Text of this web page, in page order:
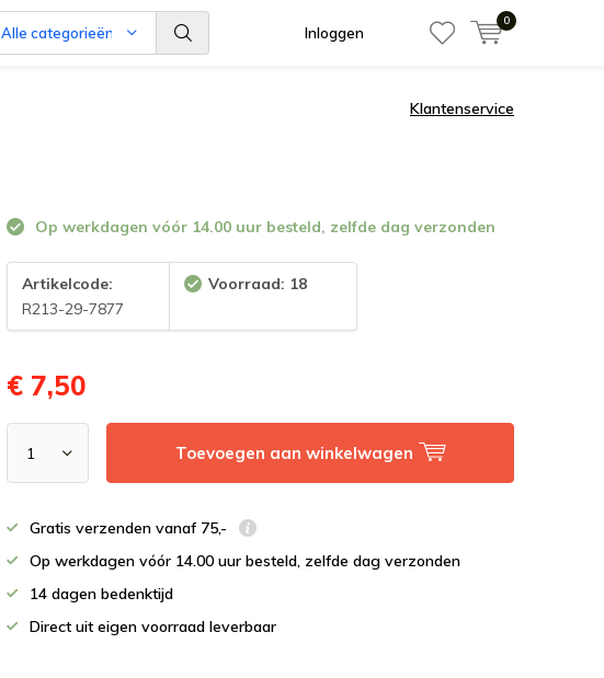
Alle categorieën Inloggen
0
Klantenservice
Op werkdagen vóór 14.00 uur besteld, zelfde dag verzonden
Artikelcode:
R213-29-7877
Voorraad: 18
€ 7,50
Toevoegen aan winkelwagen
Gratis verzenden vanaf 75,-
Op werkdagen vóór 14.00 uur besteld, zelfde dag verzonden
14 dagen bedenktijd
Direct uit eigen voorraad leverbaar